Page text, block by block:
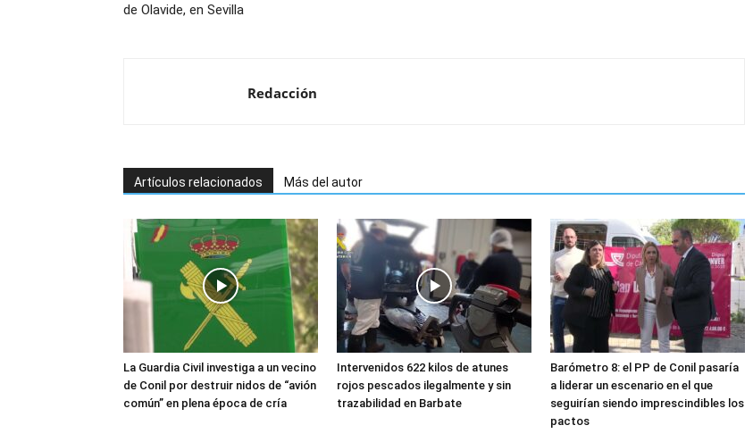
de Olavide, en Sevilla
Redacción
Artículos relacionados Más del autor
La Guardia Civil investiga a un vecino
de Conil por destruir nidos de “avión
común” en plena época de cría
Intervenidos 622 kilos de atunes
rojos pescados ilegalmente y sin
trazabilidad en Barbate
Barómetro 8: el PP de Conil pasaría
a liderar un escenario en el que
seguirían siendo imprescindibles los
pactos